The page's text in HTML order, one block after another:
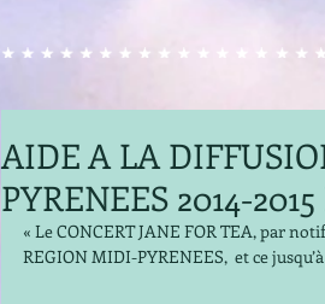
AIDE A LA
PYRENEES 2014-
« Le CONCERT JANE FOR TEA, par
REGION MIDI-PYRENEES,  et ce